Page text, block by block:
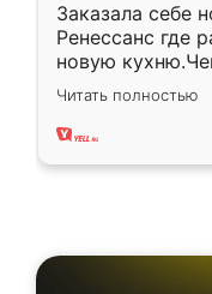
Заказала себе
Ренессанс где
новую
вполне
два года,
Читать полностью